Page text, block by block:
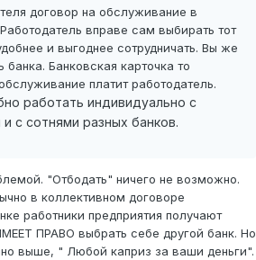
договор на обслуживание в
вправе сам выбирать тот
и выгоднее сотрудничать. Вы же
банка. Банковская карточка то
платит работодатель.
работать индивидуально с
с сотнями разных банков.
"Отбодать" ничего не возможно.
в коллективном договоре
работники предприятия получают
ПРАВО выбрать себе другой банк. Но
выше, " Любой каприз за ваши деньги".